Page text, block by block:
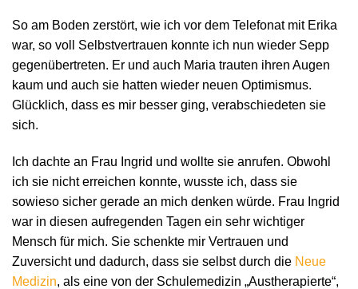
So am Boden zerstört, wie ich vor dem Telefonat mit Erika
war, so voll Selbstvertrauen konnte ich nun wieder Sepp
gegenübertreten. Er und auch Maria trauten ihren Augen
kaum und auch sie hatten wieder neuen Optimismus.
Glücklich, dass es mir besser ging, verabschiedeten sie
sich.
Ich dachte an Frau Ingrid und wollte sie anrufen. Obwohl
ich sie nicht erreichen konnte, wusste ich, dass sie
sowieso sicher gerade an mich denken würde. Frau Ingrid
war in diesen aufregenden Tagen ein sehr wichtiger
Mensch für mich. Sie schenkte mir Vertrauen und
Zuversicht und dadurch, dass sie selbst durch die Neue
Medizin, als eine von der Schulemedizin „Austherapierte“,